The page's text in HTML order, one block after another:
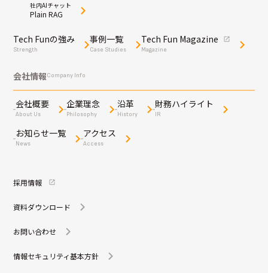
社内AIチャット
Plain RAG
Tech Funの強み
Strength
事例一覧
Case Studies
Tech Fun Magazine
Magazine
会社情報Company Info
会社概要
About Us
企業理念
Philosophy
沿革
History
財務ハイライト
IR
お知らせ一覧
News
アクセス
Access
採用情報
資料ダウンロード
お問い合わせ
情報セキュリティ基本方針